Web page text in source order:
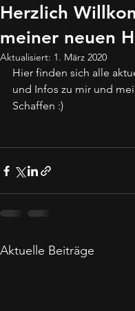
Herzlich
meiner neuen
Aktualisiert: 1. März 2020
Hier finden sich alle
und Infos zu mir und
Schaffen :)
Aktuelle Beiträge